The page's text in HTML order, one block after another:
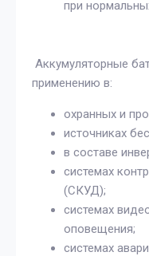
при
Аккумуляторные
применению в:
охранных и
источниках
в составе
системах
(СКУД);
системах
оповещения;
системах